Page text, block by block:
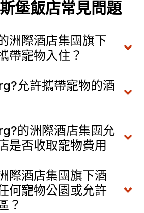
堡飯店常見問題
洲際酒店集團旗下
帶寵物入住？
允許攜帶寵物的酒
的洲際酒店集團允
是否收取寵物費用
際酒店集團旗下酒
何寵物公園或允許
？